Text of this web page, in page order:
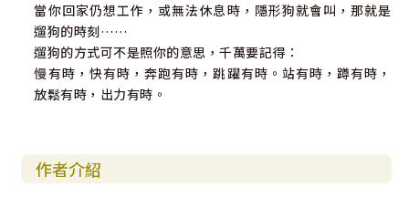
當你回家仍想工作，或無法休息時，隱形狗就會叫，那就是
遛狗的時刻……
遛狗的方式可不是照你的意思，千萬要記得：
慢有時，快有時，奔跑有時，跳躍有時。站有時，蹲有時，
放鬆有時，出力有時。
作者介紹